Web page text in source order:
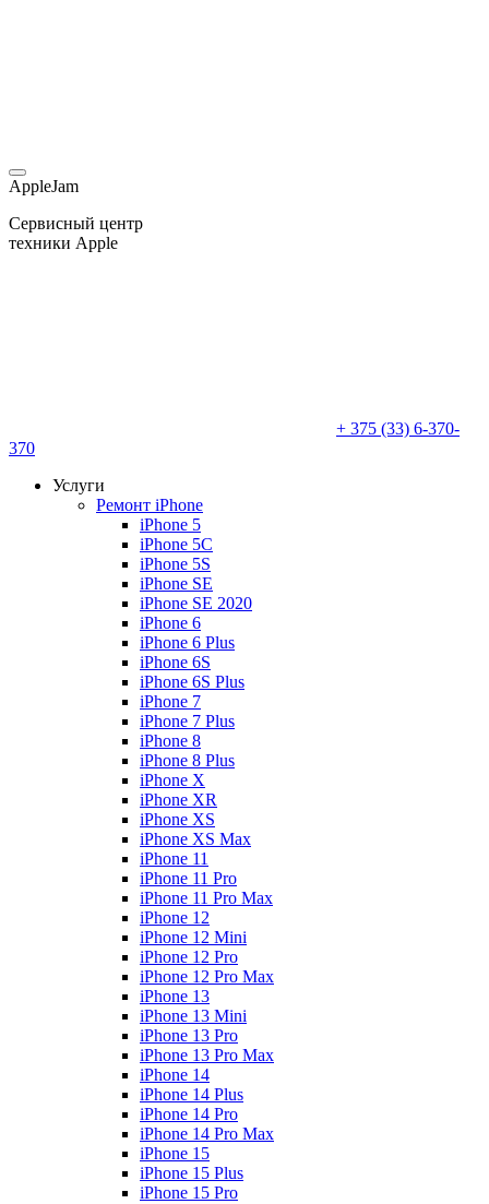
AppleJam
Сервисный центр
техники Apple
+ 375 (33) 6-370-
370
Услуги
Ремонт iPhone
iPhone 5
iPhone 5C
iPhone 5S
iPhone SE
iPhone SE 2020
iPhone 6
iPhone 6 Plus
iPhone 6S
iPhone 6S Plus
iPhone 7
iPhone 7 Plus
iPhone 8
iPhone 8 Plus
iPhone X
iPhone XR
iPhone XS
iPhone XS Max
iPhone 11
iPhone 11 Pro
iPhone 11 Pro Max
iPhone 12
iPhone 12 Mini
iPhone 12 Pro
iPhone 12 Pro Max
iPhone 13
iPhone 13 Mini
iPhone 13 Pro
iPhone 13 Pro Max
iPhone 14
iPhone 14 Plus
iPhone 14 Pro
iPhone 14 Pro Max
iPhone 15
iPhone 15 Plus
iPhone 15 Pro